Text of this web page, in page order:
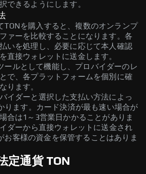
できるようにします。
TONを購入すると、複数のオンランプ
ァーを比較することになります。各
いを処理し、必要に応じて本人確認
直接ウォレットに送金します。
ールとして機能し、プロバイダーのレ
で、各プラットフォームを個別に確
ります。
イダーと選択した支払い方法によっ
ります。カード決済が最も速い場合が
合は1～3営業日かかることがありま
ダーから直接ウォレットに送金され
お客様の資金を保管することはありま
定通貨 TON